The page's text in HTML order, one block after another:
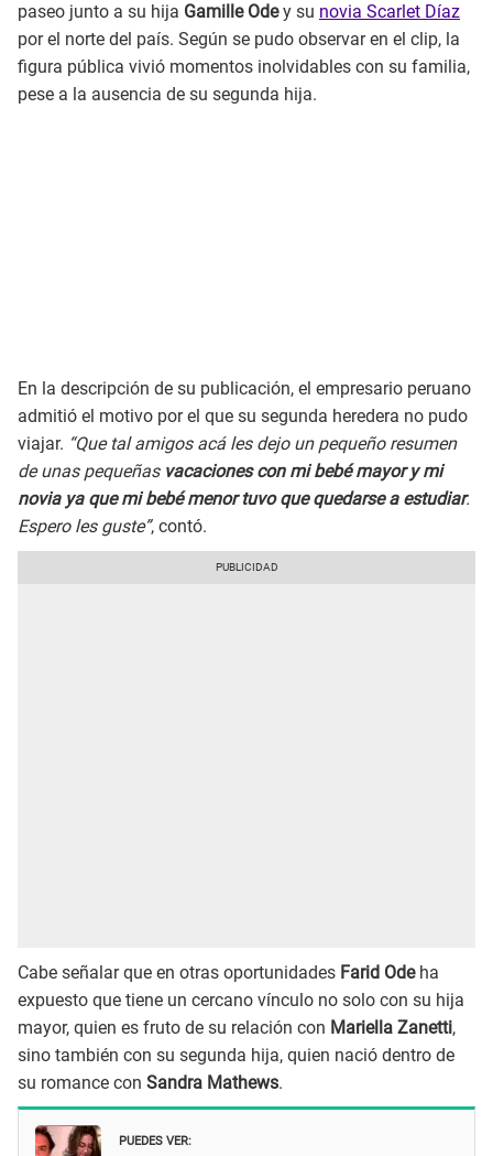
paseo junto a su hija Gamille Odey su novia Scarlet Díaz
por el norte del país. Según se pudo observar en el clip, la
figura pública vivió momentos inolvidables con su familia,
pese a la ausencia de su segunda hija.
En la descripción de su publicación, el empresario peruano
admitió el motivo por el que su segunda heredera no pudo
viajar. “Que tal amigos acá les dejo un pequeño resumen
de unas pequeñas vacaciones con mi bebé mayor y mi
novia ya que mi bebé menor tuvo que quedarse a estudiar.
Espero les guste”, contó.
Cabe señalar que en otras oportunidades Farid Odeha
expuesto que tiene un cercano vínculo no solo con su hija
mayor, quien es fruto de su relación con Mariella Zanetti,
sino también con su segunda hija, quien nació dentro de
su romance con Sandra Mathews.
PUEDES VER: